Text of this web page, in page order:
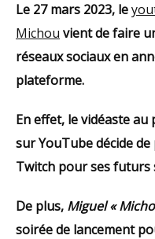
Le 27 mars 2023, le
Michou vient de faire
réseaux sociaux en
plateforme.
En effet, le vidéaste au
sur YouTube décide
Twitch pour ses futurs
De plus, Miguel «
soirée de lancement